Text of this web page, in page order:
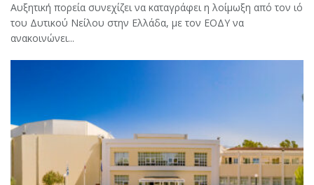
Αυξητική πορεία συνεχίζει να καταγράφει η λοίμωξη από τον ιό
του Δυτικού Νείλου στην Ελλάδα, με τον ΕΟΔΥ να
ανακοινώνει...